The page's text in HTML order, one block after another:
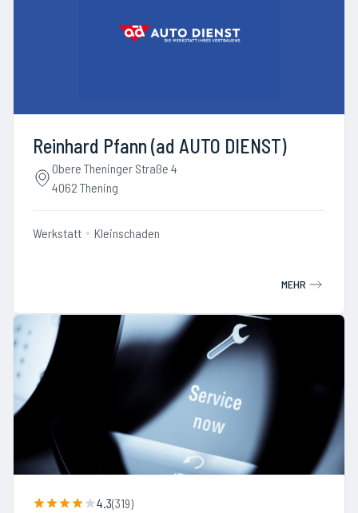
Reinhard Pfann (ad AUTO DIENST)
Obere Theninger Straße 4
4062 Thening
Werkstatt Kleinschaden
MEHR
4.3(319)